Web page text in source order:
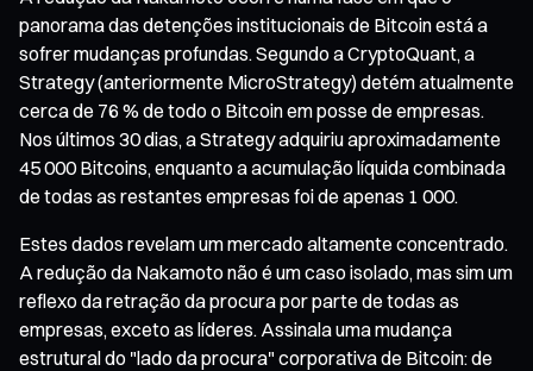
panorama das detenções institucionais de Bitcoin está a
sofrer mudanças profundas. Segundo a CryptoQuant, a
Strategy (anteriormente MicroStrategy) detém atualmente
cerca de 76 % de todo o Bitcoin em posse de empresas.
Nos últimos 30 dias, a Strategy adquiriu aproximadamente
45 000 Bitcoins, enquanto a acumulação líquida combinada
de todas as restantes empresas foi de apenas 1 000.
Estes dados revelam um mercado altamente concentrado.
A redução da Nakamoto não é um caso isolado, mas sim um
reflexo da retração da procura por parte de todas as
empresas, exceto as líderes. Assinala uma mudança
estrutural do "lado da procura" corporativa de Bitcoin: de